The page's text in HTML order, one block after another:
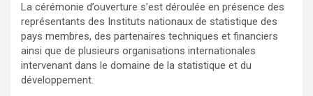
La cérémonie d’ouverture s’est déroulée en présence des
représentants des Instituts nationaux de statistique des
pays membres, des partenaires techniques et financiers
ainsi que de plusieurs organisations internationales
intervenant dans le domaine de la statistique et du
développement.